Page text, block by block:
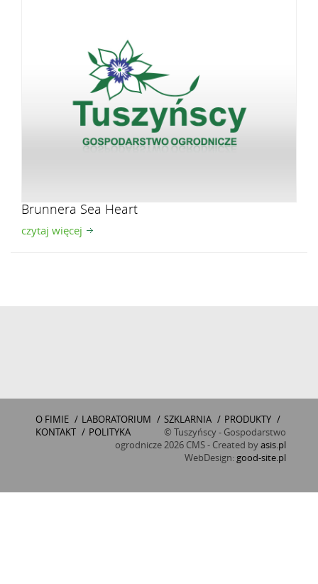
Brunnera Sea Heart
czytaj więcej
O FIMIE / LABORATORIUM / SZKLARNIA / PRODUKTY /
KONTAKT / POLITYKA
© Tuszyńscy - Gospodarstwo
ogrodnicze 2026 CMS - Created byasis.pl
WebDesign: good-site.pl